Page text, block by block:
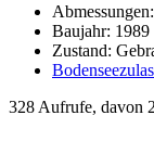
Baujahr: 1989
Zustand:
328 Aufrufe, davon